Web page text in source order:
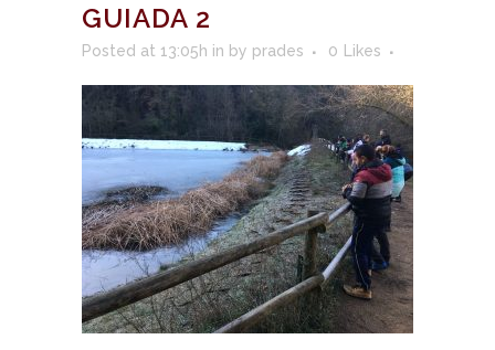
GUIADA 2
Posted at 13:05h in by prades 0 Likes